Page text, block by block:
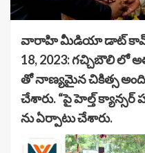
వారాహి మీడియా డాట్ కామ్
18, 2023: గచ్చిబౌలి లో
తో నాణ్యమైన చికిత్స
చేశారు. “పై హెల్త్
ను ఏర్పాటు చేశారు.